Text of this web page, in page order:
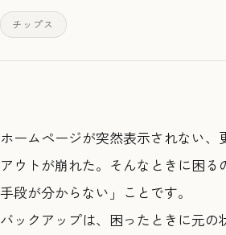
チップス
ホームページが突然表示されない、
アウトが崩れた。そんなときに困る
手段が分からない」ことです。
バックアップは、困ったときに元の